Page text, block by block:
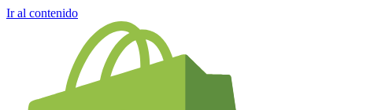
Ir al contenido